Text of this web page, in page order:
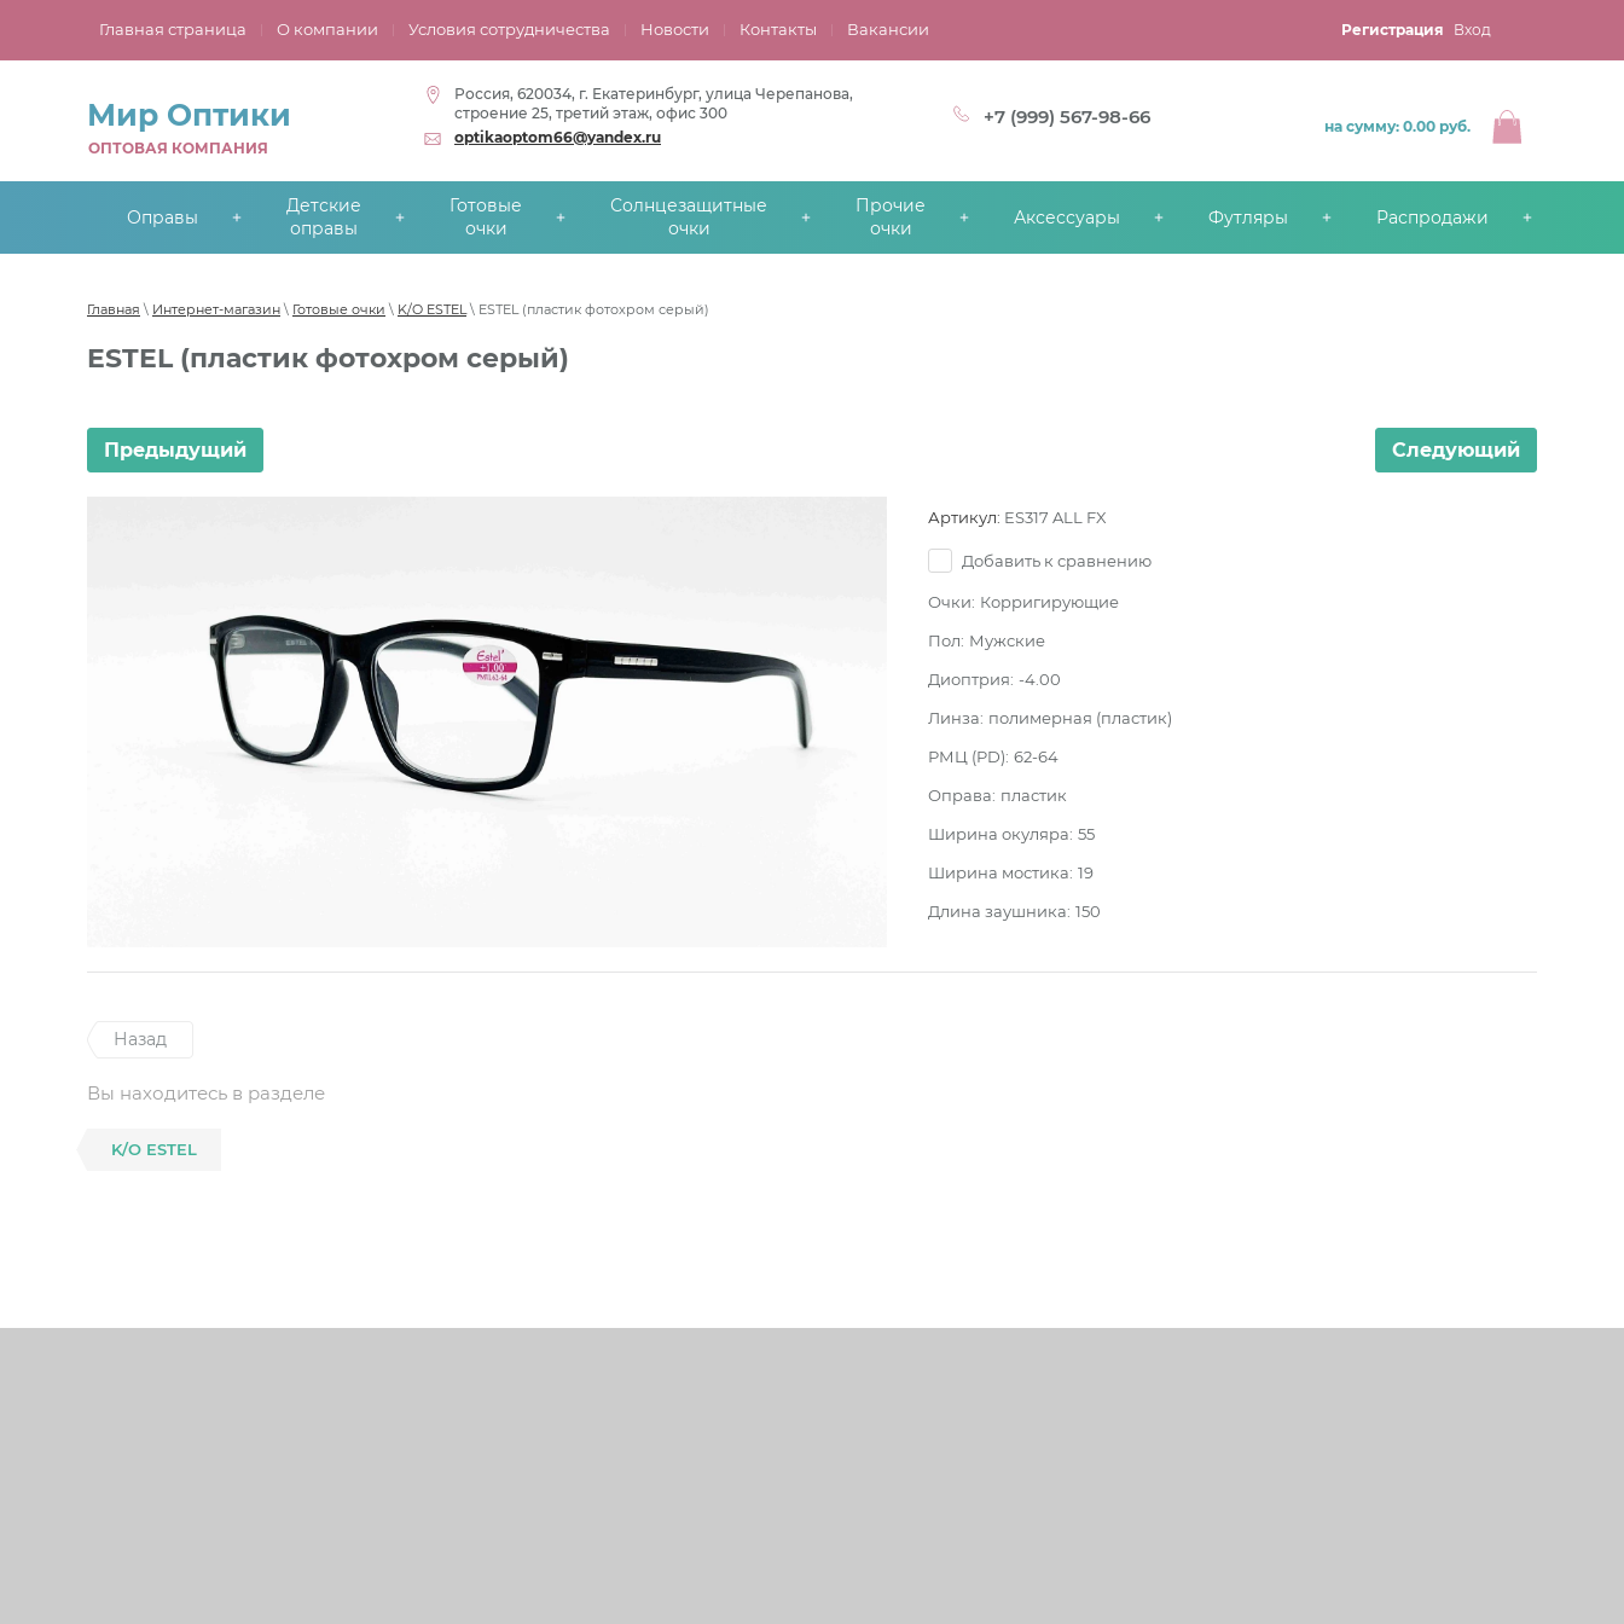
Главная страница О компании Условия сотрудничества Новости Контакты Вакансии Регистрация Вход
Мир Оптики
ОПТОВАЯ КОМПАНИЯ
Россия, 620034, г. Екатеринбург, улица Черепанова,
строение 25, третий этаж, офис 300
optikaoptom66@yandex.ru
+7 (999) 567-98-66 на сумму: 0.00 руб.
Оправы
Детские
оправы
Готовые
очки
Солнцезащитные
очки
Прочие
очки
Аксессуары Футляры Распродажи
Главная \ Интернет-магазин \ Готовые очки \ K/O ESTEL\ ESTEL (пластик фотохром серый)
ESTEL (пластик фотохром серый)
Предыдущий Следующий
Артикул: ES317 ALL FX
Добавить к сравнению
Очки: Корригирующие
Пол: Мужские
Диоптрия: -4.00
Линза: полимерная (пластик)
РМЦ (PD): 62-64
Оправа: пластик
Ширина окуляра: 55
Ширина мостика: 19
Длина заушника: 150
Назад
Вы находитесь в разделе
K/O ESTEL